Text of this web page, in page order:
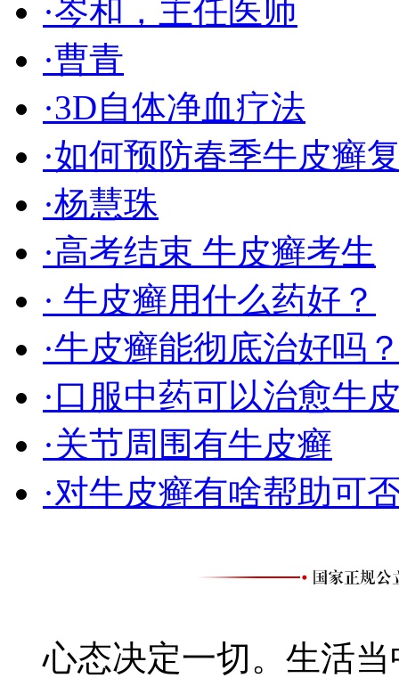
·岑和，主任医师
·曹青
·3D自体净血疗法
·如何预防春季牛皮癣
·杨慧珠
·高考结束 牛皮癣考生
· 牛皮癣用什么药好？
·牛皮癣能彻底治好吗
·口服中药可以治愈牛
·关节周围有牛皮癣
·对牛皮癣有啥帮助可
心态决定一切。生活当